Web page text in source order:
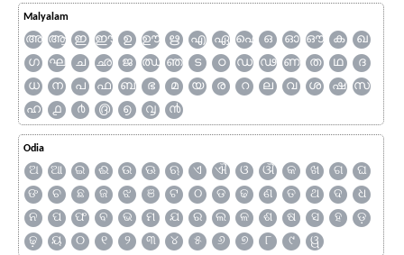
Malyalam
അ ആ ഇ ഈ ഉ ഊ ഋ എ ഏ ഐ ഒ ഓ ഔ ക
ഖ
ഗ
ഘ ച ഛ ജ ഝ ഞ ട ഠ ഡ ഢ ണ ത ഥ
ദ
ധ
ന പ ഫ ബ ഭ മ യ ര റ ല വ ശ ഷ
സ
ഹ
൧ ൪ ൫ ൭ ൮ ൯
Odia
ଅ ଆ ଇ ଈ ଉ ଊ ଋ ଏ ଐ ଓ ଔ କ ଖ ଗ
ଘ
ଙ
ଚ ଛ ଜ ଝ ଞ ଟ ଠ ଡ ଢ ଣ ତ ଥ ଦ
ଧ
ନ
ପ ଫ ବ ଭ ମ ଯ ର ଲ ଳ ଶ ଷ ସ ହ
ଡ଼
ଢ଼
ୟ ୦ ୧ ୨ ୩ ୪ ୫ ୬ ୭ ୮ ୯ ୱ